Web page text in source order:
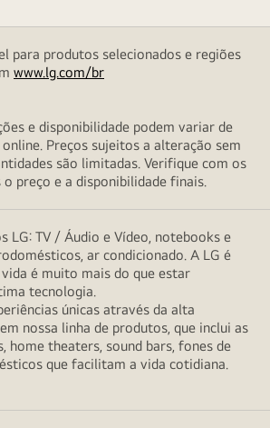
para produtos selecionados e regiões
www.lg.com/br
e disponibilidade podem variar de
Preços sujeitos a alteração sem
são limitadas. Verifique com os
preço e a disponibilidade finais.
LG: TV / Áudio e Vídeo, notebooks e
ar condicionado. A LG é
é muito mais do que estar
tecnologia.
únicas através da alta
nossa linha de produtos, que inclui as
home theaters, sound bars, fones de
que facilitam a vida cotidiana.